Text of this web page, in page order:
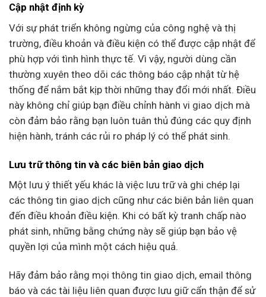
Cập nhật định kỳ
Với sự phát triển không ngừng của công nghệ và thị
trường, điều khoản và điều kiện có thể được cập nhật để
phù hợp với tình hình thực tế. Vì vậy, người dùng cần
thường xuyên theo dõi các thông báo cập nhật từ hệ
thống để nắm bắt kịp thời những thay đổi mới nhất. Điều
này không chỉ giúp bạn điều chỉnh hành vi giao dịch mà
còn đảm bảo rằng bạn luôn tuân thủ đúng các quy định
hiện hành, tránh các rủi ro pháp lý có thể phát sinh.
Lưu trữ thông tin và các biên bản giao dịch
Một lưu ý thiết yếu khác là việc lưu trữ và ghi chép lại
các thông tin giao dịch cũng như các biên bản liên quan
đến điều khoản điều kiện. Khi có bất kỳ tranh chấp nào
phát sinh, những bằng chứng này sẽ giúp bạn bảo vệ
quyền lợi của mình một cách hiệu quả.
Hãy đảm bảo rằng mọi thông tin giao dịch, email thông
báo và các tài liệu liên quan được lưu giữ cẩn thận để sử